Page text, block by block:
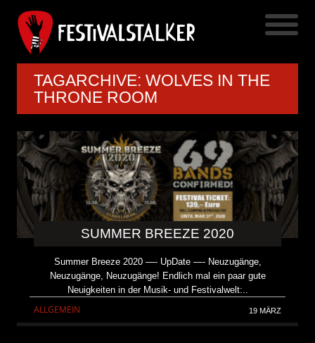
TAGARCHIVE: WOLVES IN THE
THRONE ROOM
SUMMER BREEZE 2020
Summer Breeze 2020 —- UpDate —- Neuzugänge,
Neuzugänge, Neuzugänge! Endlich mal ein paar gute
Neuigkeiten in der Musik- und Festivalwelt:..
ALLGEMEIN 19 MÄRZ